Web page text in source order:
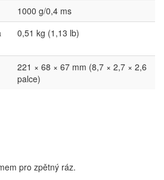
1000 g/0,4 ms
0,51 kg (1,13 lb)
221 × 68 × 67 mm (8,7 × 2,7 × 2,6
palce)
pro zpětný ráz.